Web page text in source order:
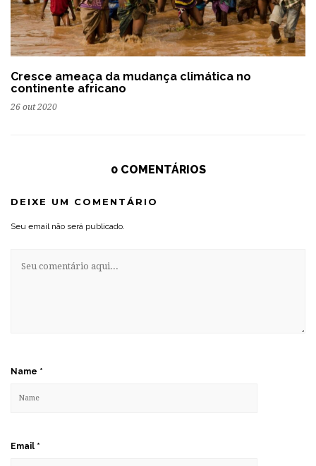
Cresce ameaça da mudança climática no
continente africano
26 out 2020
0 COMENTÁRIOS
DEIXE UM COMENTÁRIO
Seu email não será publicado.
Name *
Email *